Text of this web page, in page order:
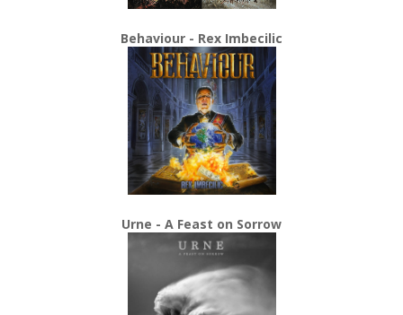
Behaviour - Rex Imbecilic
Urne - A Feast on Sorrow